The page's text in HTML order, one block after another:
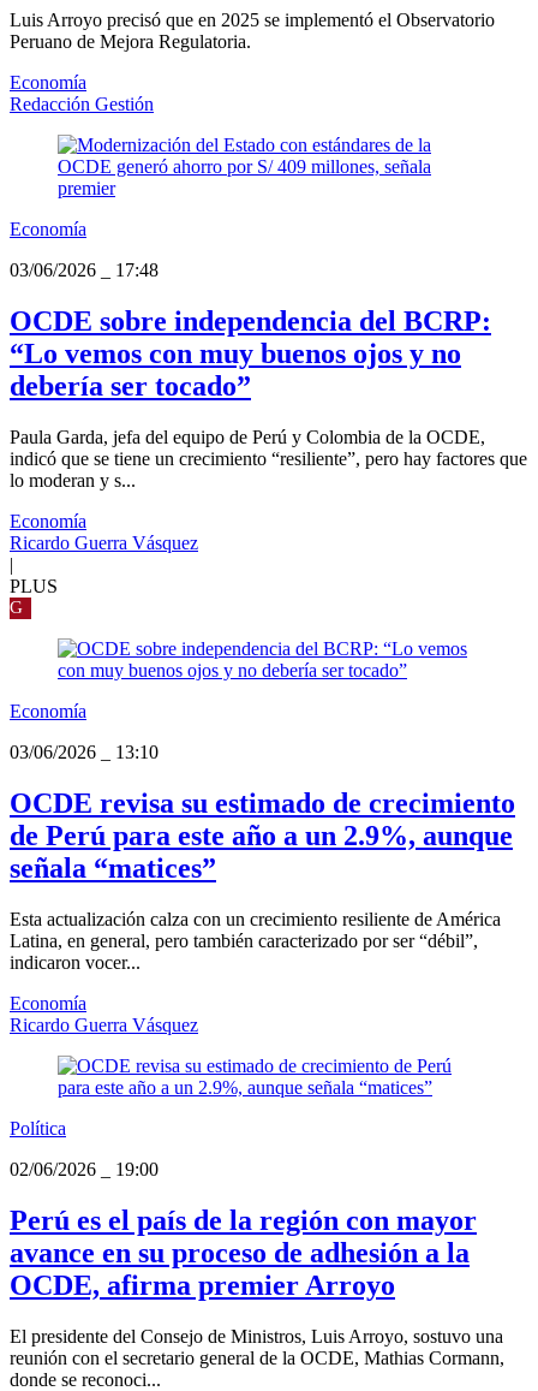
Luis Arroyo precisó que en 2025 se implementó el Observatorio
Peruano de Mejora Regulatoria.
Economía
Redacción Gestión
Economía
03/06/2026
17:48
OCDE sobre independencia del BCRP:
“Lo vemos con muy buenos ojos y no
debería ser tocado”
Paula Garda, jefa del equipo de Perú y Colombia de la OCDE,
indicó que se tiene un crecimiento “resiliente”, pero hay factores que
lo moderan y s...
Economía
Ricardo Guerra Vásquez
|
PLUS
G
Economía
03/06/2026
13:10
OCDE revisa su estimado de crecimiento
de Perú para este año a un 2.9%, aunque
señala “matices”
Esta actualización calza con un crecimiento resiliente de América
Latina, en general, pero también caracterizado por ser “débil”,
indicaron vocer...
Economía
Ricardo Guerra Vásquez
Política
02/06/2026
19:00
Perú es el país de la región con mayor
avance en su proceso de adhesión a la
OCDE, afirma premier Arroyo
El presidente del Consejo de Ministros, Luis Arroyo, sostuvo una
reunión con el secretario general de la OCDE, Mathias Cormann,
donde se reconoci...